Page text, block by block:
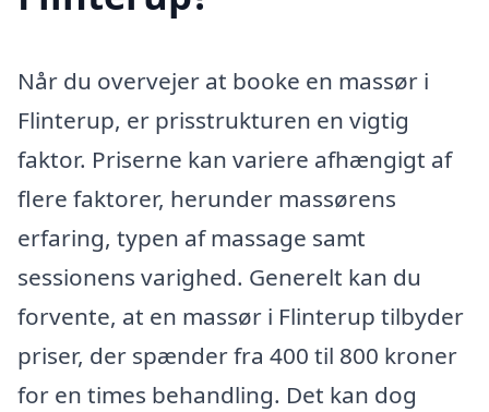
Når du overvejer at booke en massør i
Flinterup, er prisstrukturen en vigtig
faktor. Priserne kan variere afhængigt af
flere faktorer, herunder massørens
erfaring, typen af massage samt
sessionens varighed. Generelt kan du
forvente, at en massør i Flinterup tilbyder
priser, der spænder fra 400 til 800 kroner
for en times behandling. Det kan dog